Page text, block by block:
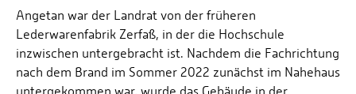
Angetan war der Landrat von der früheren
Lederwarenfabrik Zerfaß, in der die Hochschule
inzwischen untergebracht ist. Nachdem die Fachrichtung
nach dem Brand im Sommer 2022 zunächst im Nahehaus